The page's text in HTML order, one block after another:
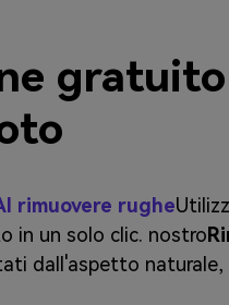
rimuovere rughe
in un solo clic. nostro
dall'aspetto naturale,